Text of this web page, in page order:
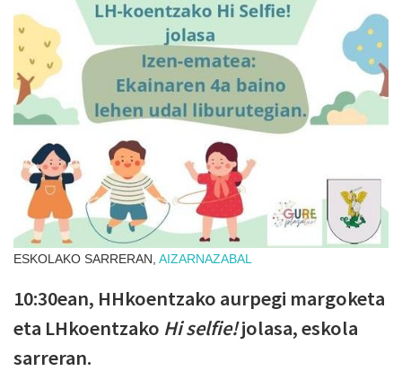
ESKOLAKO SARRERAN, AIZARNAZABAL
10:30ean, HHkoentzako aurpegi margoketa
eta LHkoentzako Hi selfie!jolasa, eskola
sarreran.